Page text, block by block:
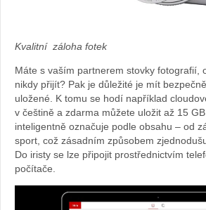
Kvalitní záloha fotek
Máte s vaším partnerem stovky fotografií,
nikdy přijít? Pak je důležité je mít
uložené. K tomu se hodí například
v češtině a zdarma můžete uložit až 15
inteligentně označuje podle obsahu – od
sport, což zásadním způsobem
Do iristy se lze připojit prostřednictvím
počítače.